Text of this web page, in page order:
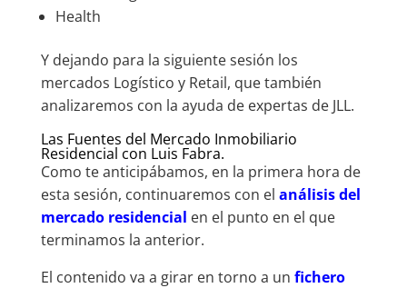
Health
Y dejando para la siguiente sesión los
mercados Logístico y Retail, que también
analizaremos con la ayuda de expertas de JLL.
Las Fuentes del Mercado Inmobiliario
Residencial con Luis Fabra.
Como te anticipábamos, en la primera hora de
esta sesión, continuaremos con el análisis del
mercado residencial en el punto en el que
terminamos la anterior.
El contenido va a girar en torno a un fichero